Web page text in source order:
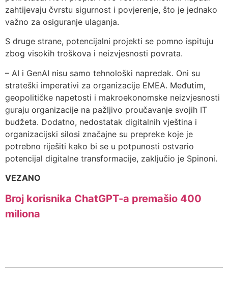
zahtijevaju čvrstu sigurnost i povjerenje, što je jednako
važno za osiguranje ulaganja.
S druge strane, potencijalni projekti se pomno ispituju
zbog visokih troškova i neizvjesnosti povrata.
– AI i GenAI nisu samo tehnološki napredak. Oni su
strateški imperativi za organizacije EMEA. Međutim,
geopolitičke napetosti i makroekonomske neizvjesnosti
guraju organizacije na pažljivo proučavanje svojih IT
budžeta. Dodatno, nedostatak digitalnih vještina i
organizacijski silosi značajne su prepreke koje je
potrebno riješiti kako bi se u potpunosti ostvario
potencijal digitalne transformacije, zaključio je Spinoni.
VEZANO
Broj korisnika ChatGPT-a premašio 400
miliona